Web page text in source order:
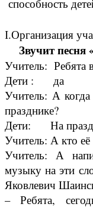
способность
І.Организация
Звучит
Учитель: Ребята
Дети : да
Учитель: А
празднике?
Дети: На
Учитель: А кто её
Учитель: А
музыку на эти
Яковлевич
– Ребята,